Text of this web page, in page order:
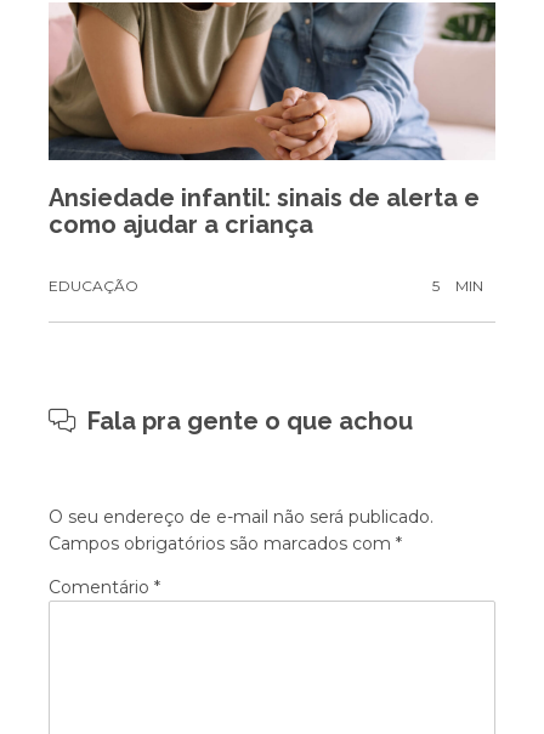
Ansiedade infantil: sinais de alerta e
como ajudar a criança
EDUCAÇÃO 5 MIN
Fala pra gente o que achou
O seu endereço de e-mail não será publicado.
Campos obrigatórios são marcados com *
Comentário *